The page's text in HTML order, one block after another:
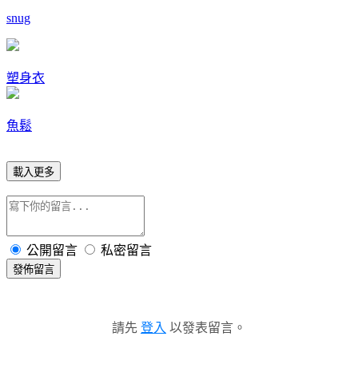
snug
塑身衣
魚鬆
載入更多
公開留言 私密留言
發佈留言
請先 登入 以發表留言。